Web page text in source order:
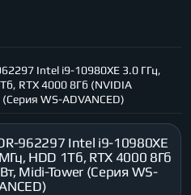
Intel i9-10980XE 3.0 ГГц,
RTX 4000 8Гб (NVIDIA
WS-ADVANCED)
962297 Intel i9-10980XE
HDD 1Тб, RTX 4000 8Гб
Midi-Tower (Серия WS-